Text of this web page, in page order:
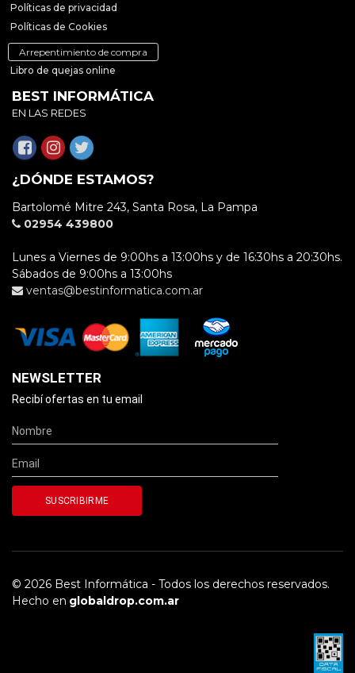
Políticas de privacidad
Políticas de Cookies
Arrepentimiento de compra
Libro de quejas online
BEST INFORMÁTICA
EN LAS REDES
¿DÓNDE ESTAMOS?
Bartolomé Mitre 243, Santa Rosa, La Pampa
02954 439800
Lunes a Viernes de 9:00hs a 13:00hs y de 16:30hs a 20:30hs.
Sábados de 9:00hs a 13:00hs
ventas@bestinformatica.com.ar
NEWSLETTER
Recibí ofertas en tu email
© 2026 Best Informática - Todos los derechos reservados.
Hecho en globaldrop.com.ar